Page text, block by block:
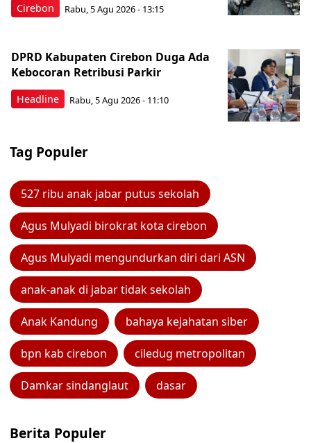
Cirebon Rabu, 5 Agu 2026 - 13:15
Headline
DPRD Kabupaten Cirebon Duga Ada
Kebocoran Retribusi Parkir
Rabu, 5 Agu 2026 - 11:10
Tag Populer
527 ribu anak jabar putus sekolah
Agus Mulyadi birokrat kota cirebon
Agus Mulyadi mengundurkan diri dari ASN
anak-anak di jabar tidak sekolah
Anak Kandung bahaya kejahatan siber
bpn kab cirebon ciledug metropolitan
Damkar sindanglaut dasar
Berita Populer